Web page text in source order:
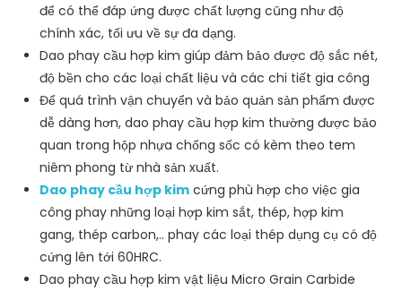
để có thể đáp ứng được chất lượng cũng như độ
chính xác, tối ưu về sự đa dạng.
Dao phay cầu hợp kim giúp đảm bảo được độ sắc nét,
độ bền cho các loại chất liệu và các chi tiết gia công
Để quá trình vận chuyển và bảo quản sản phẩm được
dễ dàng hơn, dao phay cầu hợp kim thường được bảo
quan trong hộp nhựa chống sốc có kèm theo tem
niêm phong từ nhà sản xuất.
Dao phay cầu hợp kim cứng phù hợp cho việc gia
công phay những loại hợp kim sắt, thép, hợp kim
gang, thép carbon,.. phay các loại thép dụng cụ có độ
cứng lên tới 60HRC.
Dao phay cầu hợp kim vật liệu Micro Grain Carbide